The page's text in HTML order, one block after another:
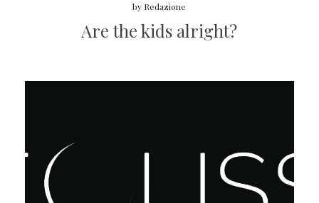
by Redazione
Are the kids alright?